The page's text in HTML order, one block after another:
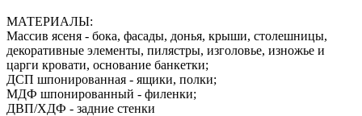
МАТЕРИАЛЫ:
Массив ясеня - бока, фасады, донья, крыши, столешницы,
декоративные элементы, пилястры, изголовье, изножье и
царги кровати, основание банкетки;
ДСП шпонированная - ящики, полки;
МДФ шпонированный - филенки;
ДВП/ХДФ - задние стенки